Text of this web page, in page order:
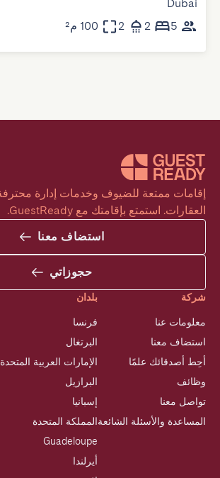
Dubai
5
2
2 100 م²
العقارات. استمتع بإقامتك مع GuestReady.
استضاف معنا
حجوزاتي
شركة
معلومات عنا
استضاف معنا
أحِط أصدقائك علمًا
وظائف
تواصل معنا
المساعدة والأسئلة الشائعة
بلدان
فرنسا
البرتغال
الإمارات العربية المتحدة
البرازيل
إسبانيا
المملكة المتحدة
Guadeloupe
أيرلندا